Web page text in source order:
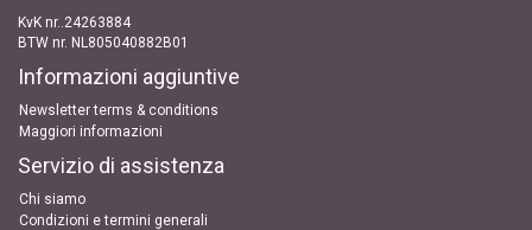
KvK nr..24263884
BTW nr. NL805040882B01
Informazioni aggiuntive
Newsletter terms & conditions
Maggiori informazioni
Servizio di assistenza
Chi siamo
Condizioni e termini generali